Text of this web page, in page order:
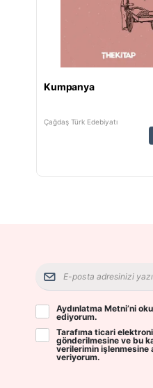
Kumpanya
Çağdaş Türk Edebiyatı
Aydınlatma Metni’ni
ediyorum.
Tarafıma ticari
gönderilmesine ve bu
verilerimin işlenmesine
veriyorum.